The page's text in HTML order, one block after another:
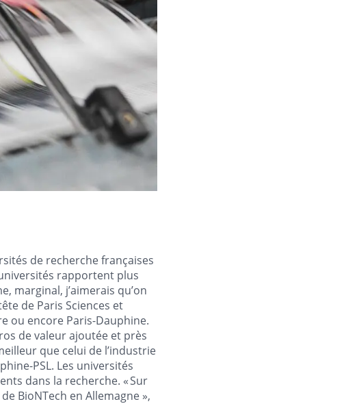
de recherche françaises
rapportent plus
marginal, j’aimerais qu’on
de Paris Sciences et
ou encore Paris-Dauphine.
de valeur ajoutée et près
que celui de l’industrie
PSL. Les universités
dans la recherche. « Sur
BioNTech en Allemagne »,